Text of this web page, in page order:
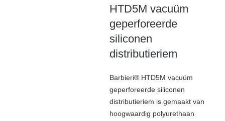
HTD5M vacuüm
geperforeerde
siliconen
distributieriem
Barbieri® HTD5M vacuüm
geperforeerde siliconen
distributieriem is gemaakt van
hoogwaardig polyurethaan